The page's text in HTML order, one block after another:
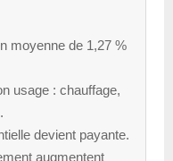
moyenne de 1,27 %
usage : chauffage,
devient payante.
augmentent